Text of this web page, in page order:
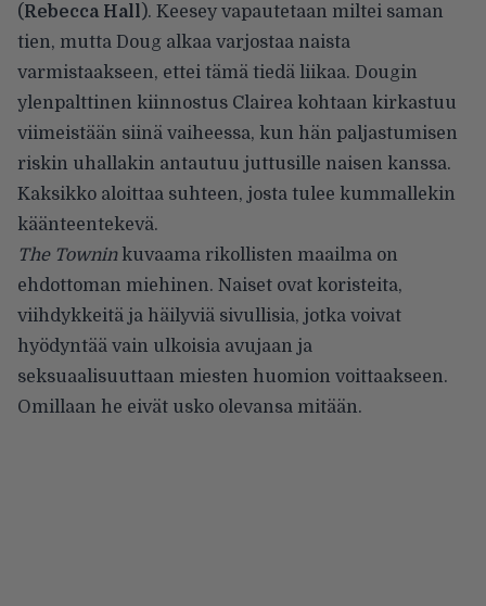
(Rebecca Hall
). Keesey vapautetaan miltei saman
tien, mutta Doug alkaa varjostaa naista
varmistaakseen, ettei tämä tiedä liikaa. Dougin
ylenpalttinen kiinnostus Clairea kohtaan kirkastuu
viimeistään siinä vaiheessa, kun hän paljastumisen
riskin uhallakin antautuu juttusille naisen kanssa.
Kaksikko aloittaa suhteen, josta tulee kummallekin
käänteentekevä.
The Towninkuvaama rikollisten maailma on
ehdottoman miehinen. Naiset ovat koristeita,
viihdykkeitä ja häilyviä sivullisia, jotka voivat
hyödyntää vain ulkoisia avujaan ja
seksuaalisuuttaan miesten huomion voittaakseen.
Omillaan he eivät usko olevansa mitään.